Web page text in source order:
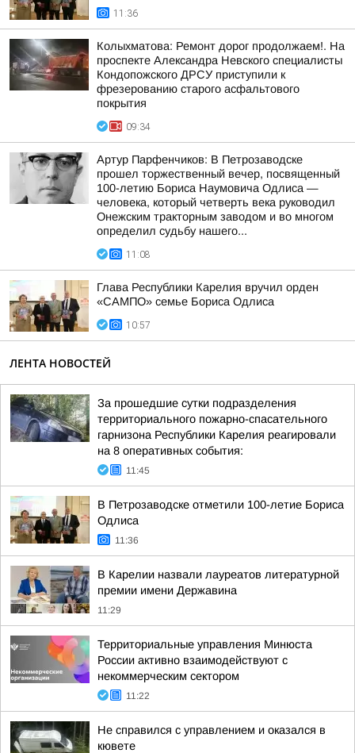
11:36
Колыхматова: Ремонт дорог продолжаем!. На
проспекте Александра Невского специалисты
Кондопожского ДРСУ приступили к
фрезерованию старого асфальтового
покрытия
09:34
Артур Парфенчиков: В Петрозаводске
прошел торжественный вечер, посвященный
100-летию Бориса Наумовича Одлиса —
человека, который четверть века руководил
Онежским тракторным заводом и во многом
определил судьбу нашего...
11:08
Глава Республики Карелия вручил орден
«САМПО» семье Бориса Одлиса
10:57
ЛЕНТА НОВОСТЕЙ
За прошедшие сутки подразделения
территориального пожарно-спасательного
гарнизона Республики Карелия реагировали
на 8 оперативных события:
11:45
В Петрозаводске отметили 100-летие Бориса
Одлиса
11:36
В Карелии назвали лауреатов литературной
премии имени Державина
11:29
Территориальные управления Минюста
России активно взаимодействуют с
некоммерческим сектором
11:22
Не справился с управлением и оказался в
кювете